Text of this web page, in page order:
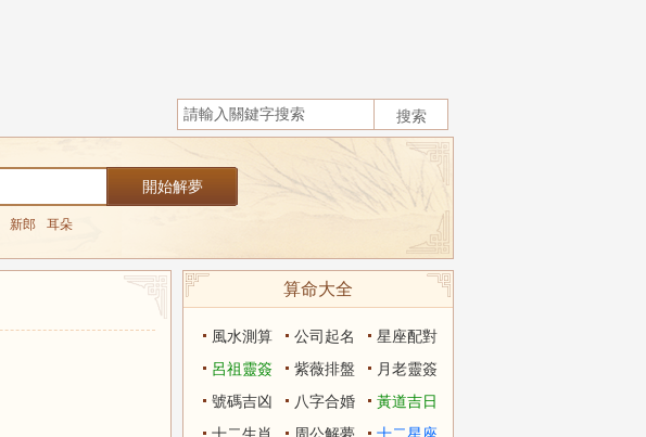
新郎 耳朵
算命大全
風水測算 公司起名
星座配對
呂祖靈簽
紫薇排盤
月老靈簽
號碼吉凶
八字合婚
黃道吉日